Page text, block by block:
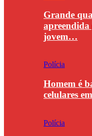
Grande
jovem…
Polícia
Homem é
celulares
Polícia